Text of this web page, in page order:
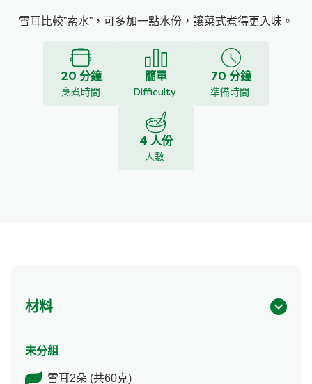
家樂牌雞湯粒
家樂牌純鮮清雞湯
雪耳比較”索水”，可多加一點水份，讓菜式煮得更入味。
20 分鐘
烹煮時間
簡單
Difficulty
70 分鐘
準備時間
4 人份
人數
材料
未分組
雪耳2朵 (共60克)